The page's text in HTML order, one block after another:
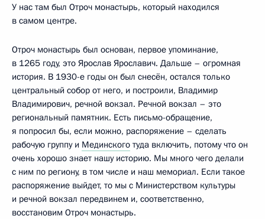
У нас там был Отроч монастырь, который находился
в самом центре.
Отроч монастырь был основан, первое упоминание,
в 1265 году, это Ярослав Ярославич. Дальше – огромная
история. В 1930-е годы он был снесён, остался только
центральный собор от него, и построили, Владимир
Владимирович, речной вокзал. Речной вокзал – это
региональный памятник. Есть письмо-обращение,
я попросил бы, если можно, распоряжение – сделать
рабочую группу и Мединского туда включить, потому что он
очень хорошо знает нашу историю. Мы много чего делали
с ним по региону, в том числе и наш мемориал. Если такое
распоряжение выйдет, то мы с Министерством культуры
и речной вокзал передвинем и, соответственно,
восстановим Отроч монастырь.